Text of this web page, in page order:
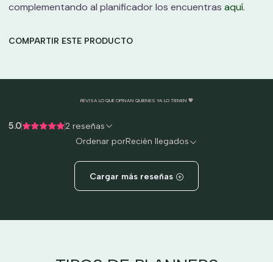
complementando al planificador los encuentras aquí.
COMPARTIR ESTE PRODUCTO
REVISA LO QUE OPINAN QUIENES YA LO TIENEN 💖
5.0 2 reseñas
Ordenar porRecién llegados
Cargar más reseñas